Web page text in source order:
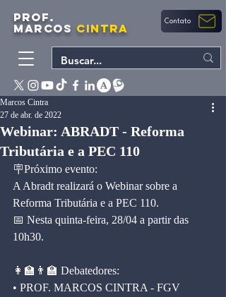
PROF.
MARCOS CINTRA Contato
Webinar: ABRADT - Reforma
Tributária e a PEC 110
Marcos Cintra
27 de abr. de 2022
🪧Próximo evento:
A Abradt realizará o Webinar sobre a
Reforma Tributária e a PEC 110.
📅 Nesta quinta-feira, 28/04 a partir das
10h30.
👩‍🏫👨‍🏫 Debatedores:
• PROF. MARCOS CINTRA - FGV